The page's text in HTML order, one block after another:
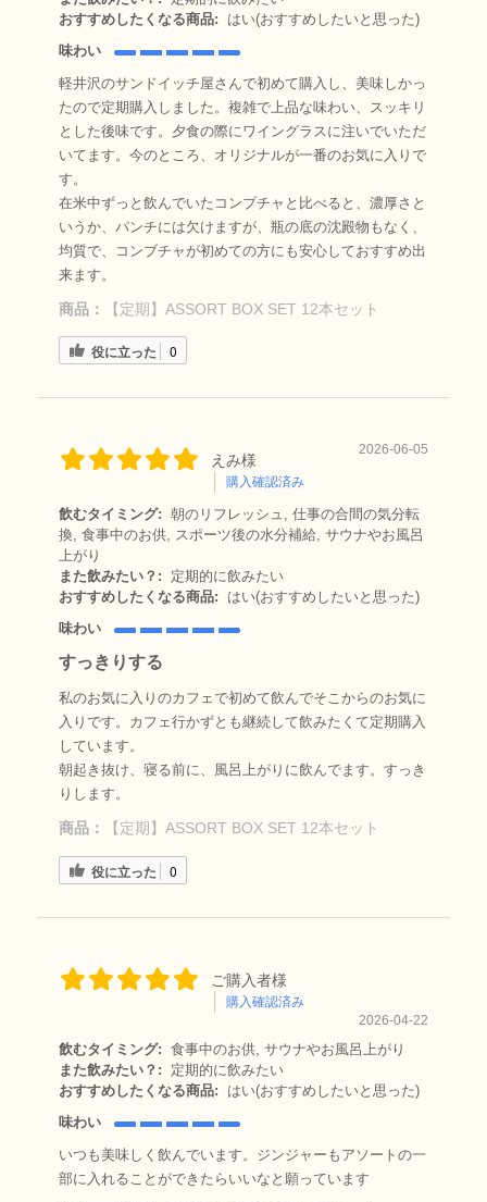
おすすめしたくなる商品:
はい(おすすめしたいと思った)
味わい
軽井沢のサンドイッチ屋さんで初めて購入し、美味しかっ
たので定期購入しました。複雑で上品な味わい、スッキリ
とした後味です。夕食の際にワイングラスに注いでいただ
いてます。今のところ、オリジナルが一番のお気に入りで
す。
在米中ずっと飲んでいたコンブチャと比べると、濃厚さと
いうか、パンチには欠けますが、瓶の底の沈殿物もなく、
均質で、コンブチャが初めての方にも安心しておすすめ出
来ます。
商品： 【定期】ASSORT BOX SET 12本セット
役に立った 0
えみ様
購入確認済み
2026-06-05
飲むタイミング: 朝のリフレッシュ, 仕事の合間の気分転
換, 食事中のお供, スポーツ後の水分補給, サウナやお風呂
上がり
また飲みたい？:
定期的に飲みたい
おすすめしたくなる商品:
はい(おすすめしたいと思った)
味わい
すっきりする
私のお気に入りのカフェで初めて飲んでそこからのお気に
入りです。カフェ行かずとも継続して飲みたくて定期購入
しています。
朝起き抜け、寝る前に、風呂上がりに飲んでます。すっき
りします。
商品： 【定期】ASSORT BOX SET 12本セット
役に立った 0
ご購入者様
購入確認済み
2026-04-22
飲むタイミング: 食事中のお供, サウナやお風呂上がり
また飲みたい？:
定期的に飲みたい
おすすめしたくなる商品:
はい(おすすめしたいと思った)
味わい
いつも美味しく飲んでいます。ジンジャーもアソートの一
部に入れることができたらいいなと願っています